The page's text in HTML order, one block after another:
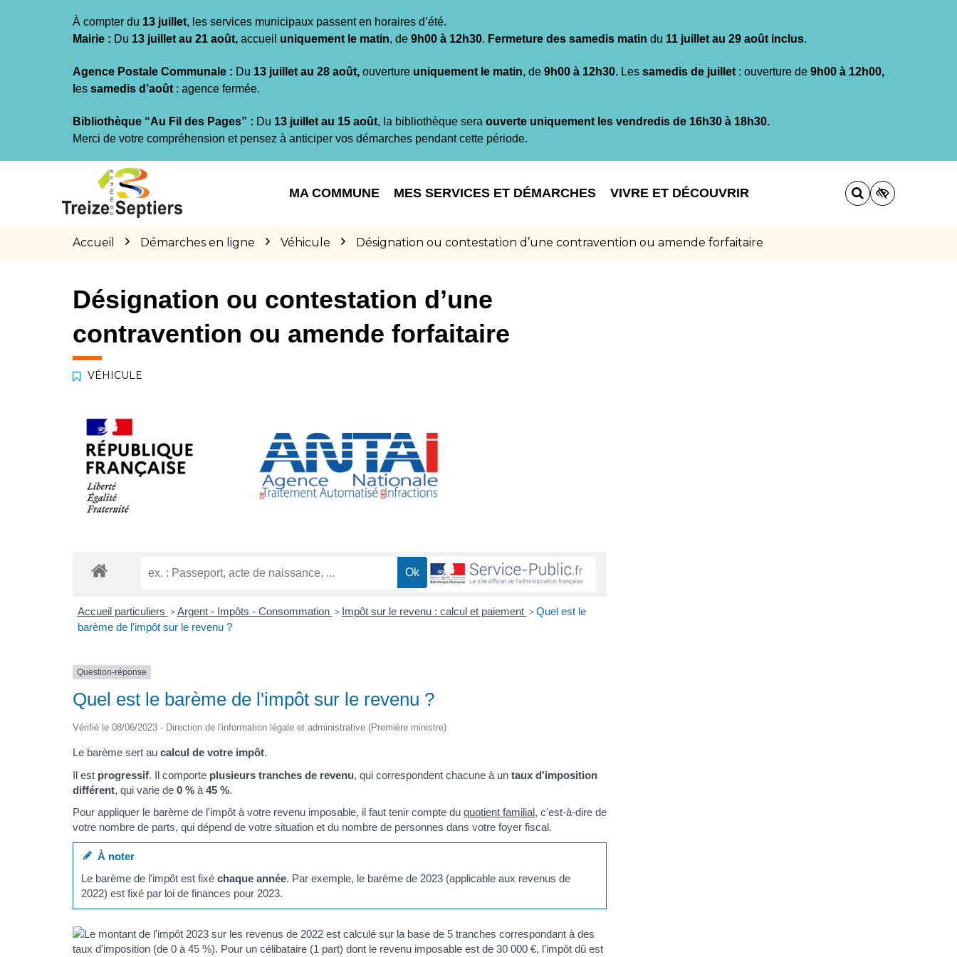
À compter du 13 juillet, les services municipaux passent en horaires d’été.
Mairie : Du 13 juillet au 21 août, accueil uniquement le matin, de 9h00 à 12h30. Fermeture des samedis matin du 11 juillet au 29 août inclus.
Agence Postale Communale : Du 13 juillet au 28 août, ouverture uniquement le matin, de 9h00 à 12h30. Les samedis de juillet : ouverture de 9h00 à 12h00,
es samedis d’août : agence fermée.
Bibliothèque “Au Fil des Pages” : Du 13 juillet au 15 août, la bibliothèque sera ouverte uniquement les vendredis de 16h30 à 18h30.
Merci de votre compréhension et pensez à anticiper vos démarches pendant cette période.
MA COMMUNE MES SERVICES ET DÉMARCHES VIVRE ET DÉCOUVRIR
Accueil Démarches en ligne Véhicule Désignation ou contestation d’une contravention ou amende forfaitaire
Désignation ou contestation d’une
contravention ou amende forfaitaire
VÉHICULE
Accueil particuliers > Argent - Impôts - Consommation > Impôt sur le revenu : calcul et paiement > Quel est le
barème de l'impôt sur le revenu ?
Question-réponse
Quel est le barème de l'impôt sur le revenu ?
Vérifié le 08/06/2023 - Direction de l'information légale et administrative (Première ministre)
Le barème sert au calcul de votre impôt.
Il est progressif. Il comporte plusieurs tranches de revenu, qui correspondent chacune à un taux d'imposition
différent, qui varie de 0 % à 45 %.
Pour appliquer le barème de l'impôt à votre revenu imposable, il faut tenir compte du quotient familial, c'est-à-dire de
votre nombre de parts, qui dépend de votre situation et du nombre de personnes dans votre foyer fiscal.
À noter
Le barème de l'impôt est fixéchaque année. Par exemple, le barème de 2023 (applicable aux revenus de
2022) est fixé par loi de finances pour 2023.